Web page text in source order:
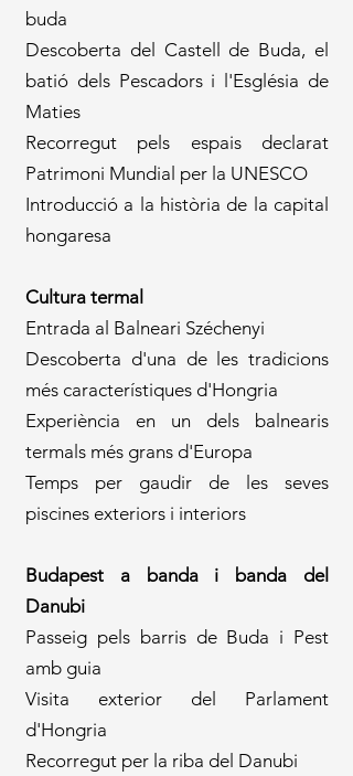
buda
Descoberta del Castell de Buda, el
batió dels Pescadors i l'Església de
Maties
Recorregut pels espais declarat
Patrimoni Mundial per la UNESCO
Introducció a la història de la capital
hongaresa
Cultura termal
Entrada al Balneari Széchenyi
Descoberta d'una de les tradicions
més característiques d'Hongria
Experiència en un dels balnearis
termals més grans d'Europa
Temps per gaudir de les seves
piscines exteriors i interiors
Budapest a banda i banda del
Danubi
Passeig pels barris de Buda i Pest
amb guia
Visita exterior del Parlament
d'Hongria
Recorregut per la riba del Danubi